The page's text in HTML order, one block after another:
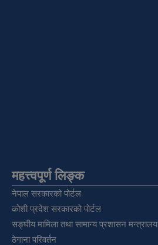
महत्त्वपूर्ण लिङ्क
नेपाल सरकारको पोर्टल
कोशी प्रदेश सरकारको पोर्टल
सङ्‍घीय मामिला तथा सामान्य प्रशासन मन्त्रालय
ठेगाना परिवर्तन